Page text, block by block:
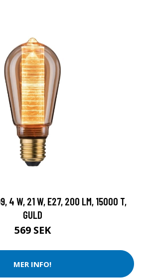
4 W, 21 W, E27, 200 LM, 15000 T,
GULD
569 SEK
MER INFO!